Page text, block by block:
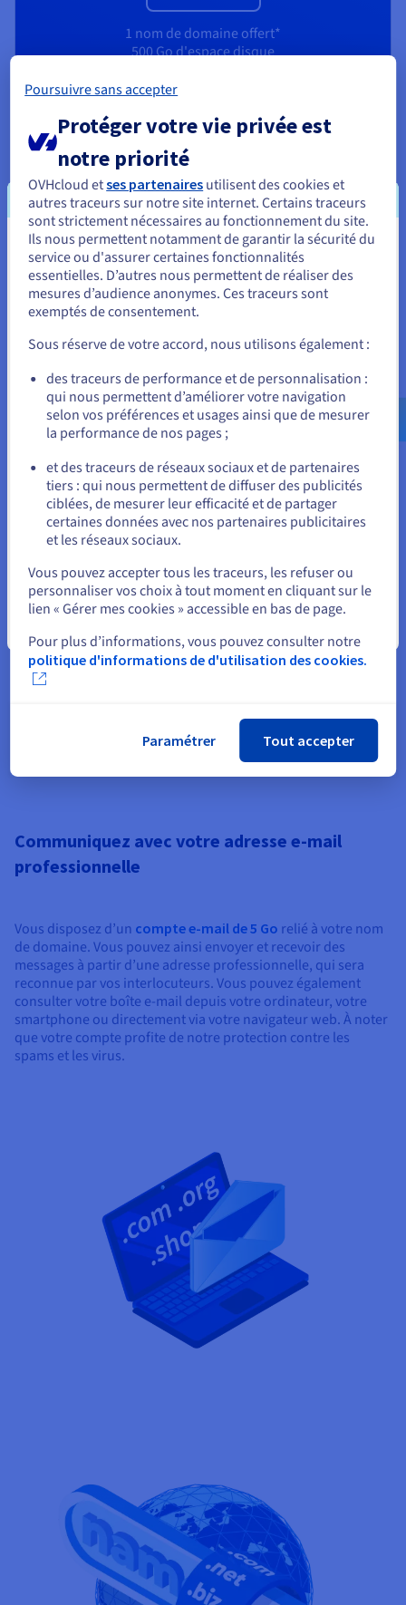
1 nom de domaine offert*
500 Go d'espace disque
CMS en 1-clic
Ressources haute performance
Web Cloud databases 512 Mo RAM
CDN basic
Découvrir le produit
Profitez de l’essentiel pour démarrer sur
Internet
Pour toutnom de domaine enregistréchez OVHcloud, nous
vous offrons un hébergement web de 100 Mo. Celui-ci vous
hébergement professionnel
? Consultez nos offres d’hébergement web adaptées aux sites
vitrine dynamiques et aux boutiques en ligne.
Communiquez avec votre adresse e-mail
professionnelle
Vous disposez d’un compte e-mail de 5 Go relié à votre nom
de domaine. Vous pouvez ainsi envoyer et recevoir des
messages à partir d’une adresse professionnelle, qui sera
reconnue par vos interlocuteurs. Vous pouvez également
consulter votre boîte e-mail depuis votre ordinateur, votre
smartphone ou directement via votre navigateur web. À noter
que votre compte profite de notre protection contre les
spams et les virus.
Vous semblez être localisé en États-
Unis.
Pour commander, rendez-vous sur le site de votre pays (États-
Allez sur le site États-Unis
us.ovhcloud.com/
Anglais USD - $
ou
Rester sur le site actuel
Sélectionner un autre site web
Poursuivre sans accepter
Protéger votre vie privée est
notre priorité
OVHcloud etses partenaires utilisent des cookies et
autres traceurs sur notre site internet. Certains traceurs
sont strictement nécessaires au fonctionnement du site.
Ils nous permettent notamment de garantir la sécurité du
service ou d'assurer certaines fonctionnalités
essentielles. D’autres nous permettent de réaliser des
mesures d’audience anonymes. Ces traceurs sont
exemptés de consentement.
Sous réserve de votre accord, nous utilisons également :
des traceurs de performance et de personnalisation :
qui nous permettent d’améliorer votre navigation
selon vos préférences et usages ainsi que de mesurer
la performance de nos pages ;
et des traceurs de réseaux sociaux et de partenaires
tiers : qui nous permettent de diffuser des publicités
ciblées, de mesurer leur efficacité et de partager
certaines données avec nos partenaires publicitaires
et les réseaux sociaux.
Vous pouvez accepter tous les traceurs, les refuser ou
personnaliser vos choix à tout moment en cliquant sur le
lien « Gérer mes cookies » accessible en bas de page.
Pour plus d’informations, vous pouvez consulter notre
politique d'informations de d'utilisation des cookies.
Paramétrer Tout accepter